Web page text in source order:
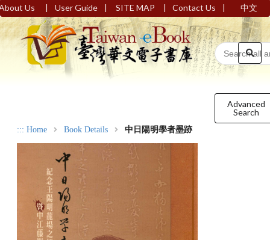
Us | User Guide | SITE MAP | Contact Us | 中文
Advanced
Search
::: Home Book Details 中日陽明學者墨跡